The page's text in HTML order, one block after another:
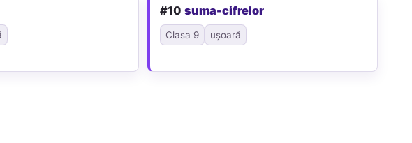
#10 suma-cifrelor
Clasa 9 ușoară